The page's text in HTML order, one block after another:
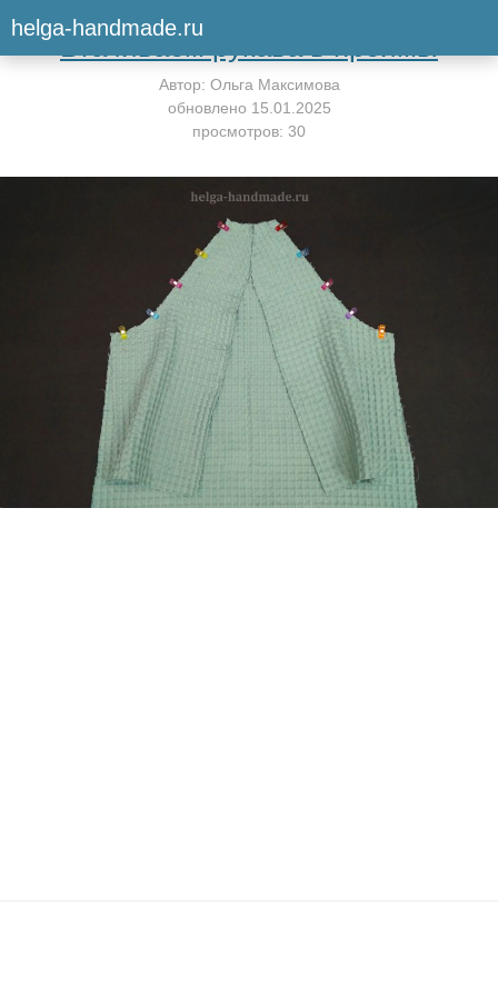
helga-handmade.ruВернуться к мастер-классу
Втачиваем рукава в проймы
Автор: Ольга Максимова
обновлено 15.01.2025
просмотров: 30